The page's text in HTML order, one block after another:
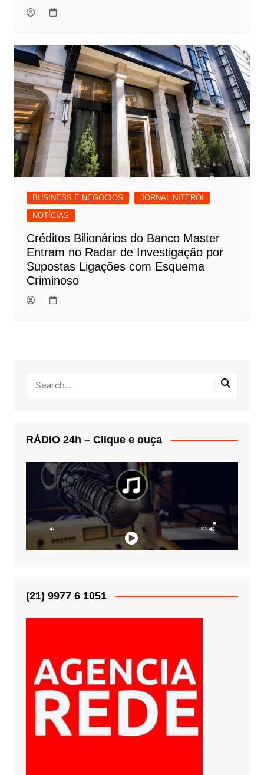
BUSINESS E NEGÓCIOS
JORNAL NITERÓI
NOTÍCIAS
Créditos Bilionários do Banco Master
Entram no Radar de Investigação por
Supostas Ligações com Esquema
Criminoso
RÁDIO 24h – Clique e ouça
(21) 9977 6 1051